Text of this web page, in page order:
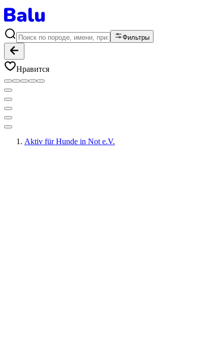
Фильтры
Нравится
Aktiv für Hunde in Not e.V.